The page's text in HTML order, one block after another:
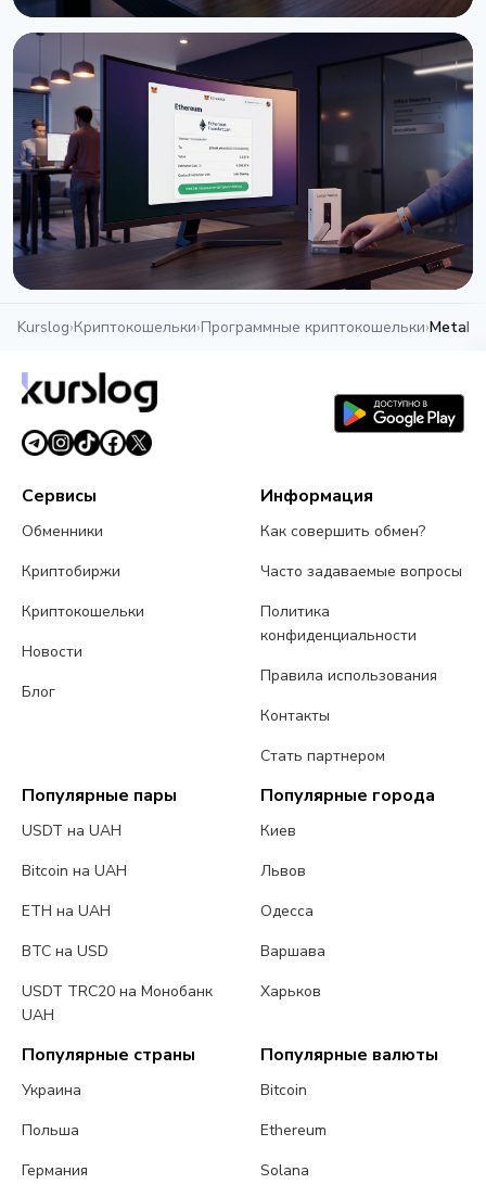
НОВОСТЬ
MetaMask Money Account: mUSD с 4% APY и карта
для расходов
30 июня 2026 г.
НОВОСТЬ
подписи транзакций с Ledger, Trezor и MetaMask
13 мая 2026 г.3 мин
Kurslog›Криптокошельки›Программные криптокошельки›
Сервисы
Обменники
Криптобиржи
Криптокошельки
Новости
Блог
Информация
Как совершить обмен?
Часто задаваемые вопросы
Политика
конфиденциальности
Правила использования
Контакты
Стать партнером
Популярные пары
USDT на UAH
Bitcoin на UAH
ETH на UAH
BTC на USD
USDT TRC20 на Монобанк
UAH
Популярные города
Киев
Львов
Одесса
Варшава
Харьков
Популярные страны
Украина
Польша
Германия
Популярные валюты
Bitcoin
Ethereum
Solana